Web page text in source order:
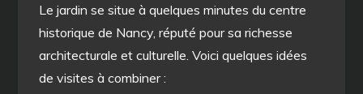
Le jardin se situe à quelques minutes du centre
historique de Nancy, réputé pour sa richesse
architecturale et culturelle. Voici quelques idées
de visites à combiner :